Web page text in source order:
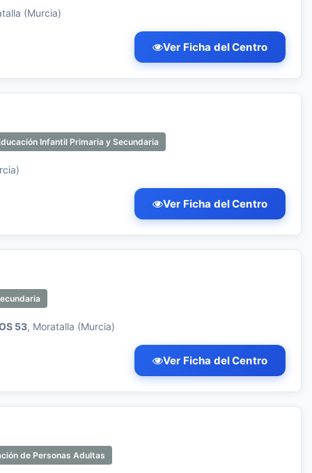
(Murcia)
Ver Ficha del Centro
Infantil Primaria y Secundaria
Ver Ficha del Centro
53, Moratalla (Murcia)
Ver Ficha del Centro
de Personas Adultas